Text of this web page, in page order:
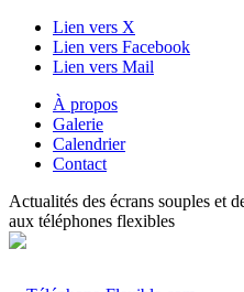
Lien vers X
Lien vers Facebook
Lien vers Mail
À propos
Galerie
Calendrier
Contact
Actualités des écrans souples et
aux téléphones flexibles